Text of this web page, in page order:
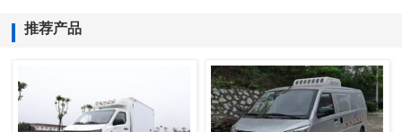
推荐产品